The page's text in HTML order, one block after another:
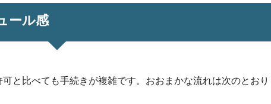
ール感
と比べても手続きが複雑です。おおまかな流れは次のとおり